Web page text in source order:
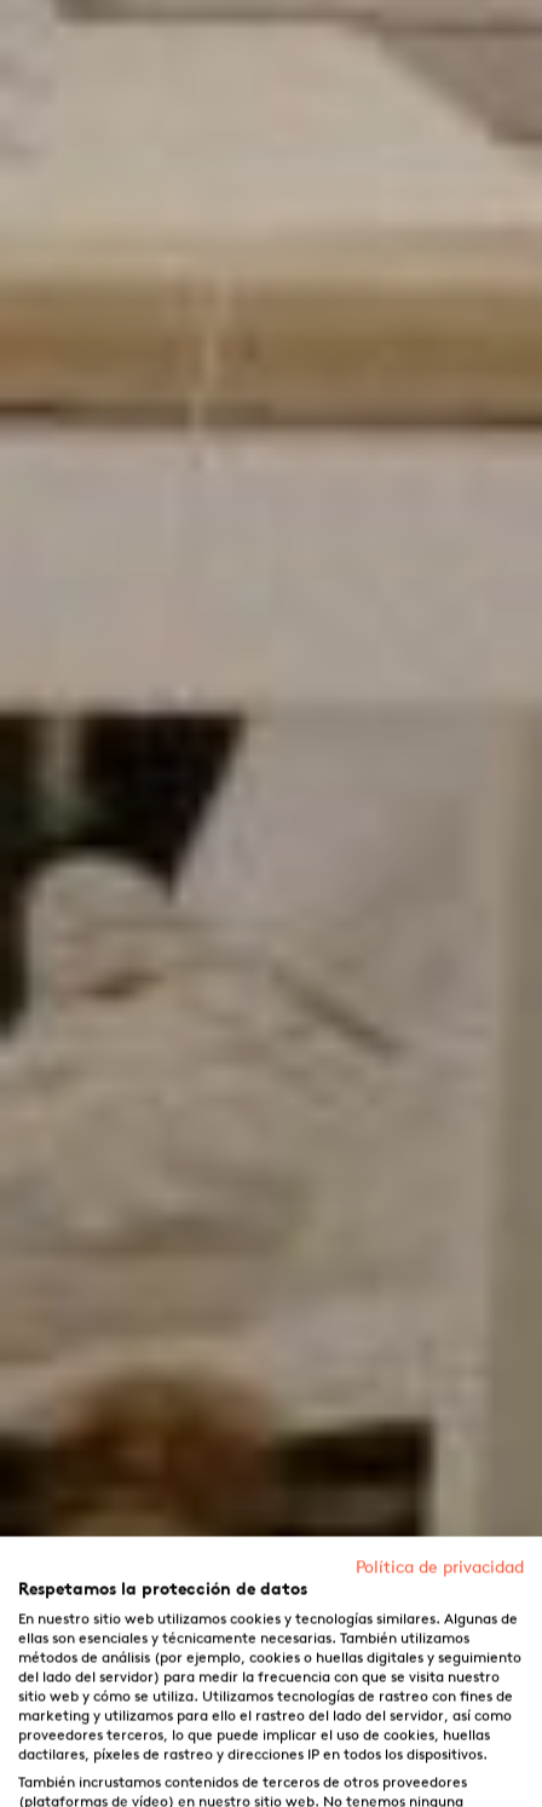
Política de privacidad
Respetamos la protección de datos
En nuestro sitio web utilizamos cookies y tecnologías similares. Algunas de
ellas son esenciales y técnicamente necesarias. También utilizamos
métodos de análisis (por ejemplo, cookies o huellas digitales y seguimiento
del lado del servidor) para medir la frecuencia con que se visita nuestro
sitio web y cómo se utiliza. Utilizamos tecnologías de rastreo con fines de
marketing y utilizamos para ello el rastreo del lado del servidor, así como
proveedores terceros, lo que puede implicar el uso de cookies, huellas
dactilares, píxeles de rastreo y direcciones IP en todos los dispositivos.
También incrustamos contenidos de terceros de otros proveedores
(plataformas de vídeo) en nuestro sitio web. No tenemos ninguna